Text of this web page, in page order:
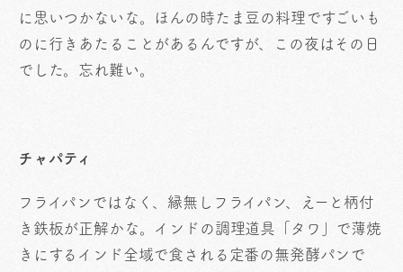
に思いつかないな。ほんの時たま豆の料理ですごいも
のに行きあたることがあるんですが、この夜はその日
でした。忘れ難い。
チャパティ
フライパンではなく、縁無しフライパン、えーと柄付
き鉄板が正解かな。インドの調理道具「タワ」で薄焼
きにするインド全域で食される定番の無発酵パンで